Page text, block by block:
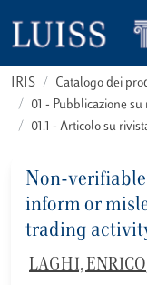
IRIS
Catalogo dei
01 - Pubblicazione
01.1 - Articolo su
Non-
inform or
trading
LAGHI, ENRICO